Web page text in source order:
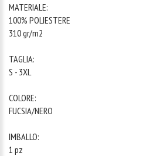
MATERIALE:
100% POLIESTERE
310 gr/m2
TAGLIA:
S - 3XL
COLORE:
FUCSIA/NERO
IMBALLO:
1 pz